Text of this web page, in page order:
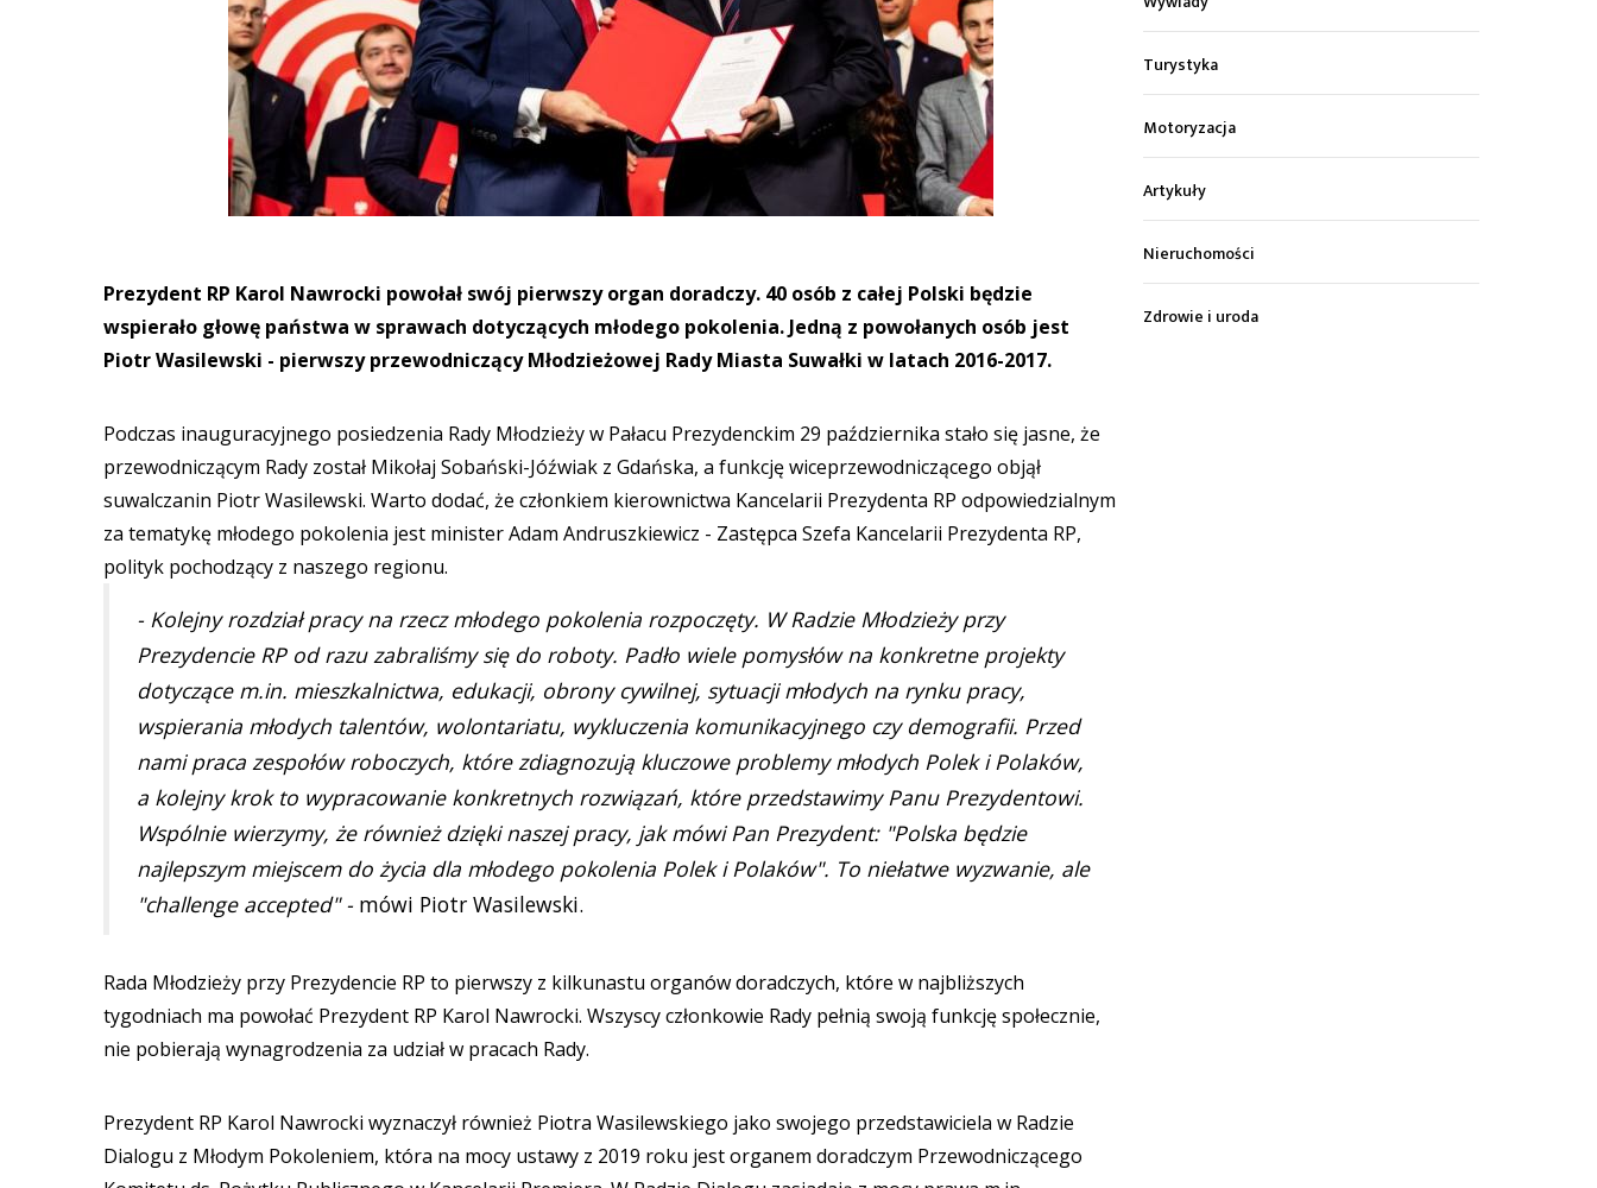
Prezydent RP Karol Nawrocki powołał swój pierwszy organ doradczy. 40 osób z całej Polski będzie
wspierało głowę państwa w sprawach dotyczących młodego pokolenia. Jedną z powołanych osób jest
Piotr Wasilewski - pierwszy przewodniczący Młodzieżowej Rady Miasta Suwałki w latach 2016-2017.
Podczas inauguracyjnego posiedzenia Rady Młodzieży w Pałacu Prezydenckim 29 października stało się jasne, że
przewodniczącym Rady został Mikołaj Sobański-Jóźwiak z Gdańska, a funkcję wiceprzewodniczącego objął
suwalczanin Piotr Wasilewski. Warto dodać, że członkiem kierownictwa Kancelarii Prezydenta RP odpowiedzialnym
za tematykę młodego pokolenia jest minister Adam Andruszkiewicz - Zastępca Szefa Kancelarii Prezydenta RP,
polityk pochodzący z naszego regionu.
- Kolejny rozdział pracy na rzecz młodego pokolenia rozpoczęty. W Radzie Młodzieży przy
Prezydencie RP od razu zabraliśmy się do roboty. Padło wiele pomysłów na konkretne projekty
dotyczące m.in. mieszkalnictwa, edukacji, obrony cywilnej, sytuacji młodych na rynku pracy,
wspierania młodych talentów, wolontariatu, wykluczenia komunikacyjnego czy demografii. Przed
nami praca zespołów roboczych, które zdiagnozują kluczowe problemy młodych Polek i Polaków,
a kolejny krok to wypracowanie konkretnych rozwiązań, które przedstawimy Panu Prezydentowi.
Wspólnie wierzymy, że również dzięki naszej pracy, jak mówi Pan Prezydent: "Polska będzie
najlepszym miejscem do życia dla młodego pokolenia Polek i Polaków". To niełatwe wyzwanie, ale
"challenge accepted" - mówi Piotr Wasilewski.
Rada Młodzieży przy Prezydencie RP to pierwszy z kilkunastu organów doradczych, które w najbliższych
tygodniach ma powołać Prezydent RP Karol Nawrocki. Wszyscy członkowie Rady pełnią swoją funkcję społecznie,
nie pobierają wynagrodzenia za udział w pracach Rady.
Prezydent RP Karol Nawrocki wyznaczył również Piotra Wasilewskiego jako swojego przedstawiciela w Radzie
Dialogu z Młodym Pokoleniem, która na mocy ustawy z 2019 roku jest organem doradczym Przewodniczącego
Turystyka
Motoryzacja
Artykuły
Nieruchomości
Zdrowie i uroda